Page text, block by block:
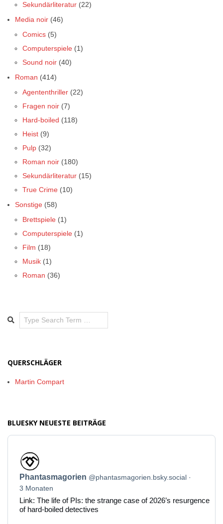
Sekundärliteratur (22)
Media noir (46)
Comics (5)
Computerspiele (1)
Sound noir (40)
Roman (414)
Agententhriller (22)
Fragen noir (7)
Hard-boiled (118)
Heist (9)
Pulp (32)
Roman noir (180)
Sekundärliteratur (15)
True Crime (10)
Sonstige (58)
Brettspiele (1)
Computerspiele (1)
Film (18)
Musik (1)
Roman (36)
Search
QUERSCHLÄGER
Martin Compart
BLUESKY NEUESTE BEITRÄGE
Beitrag
von
Phantasmagorien
auf
Bluesky
ansehen
Phantasmagorien @phantasmagorien.bsky.social
3 Monaten
Link: The life of PIs: the strange case of 2026’s resurgence
of hard-boiled detectives